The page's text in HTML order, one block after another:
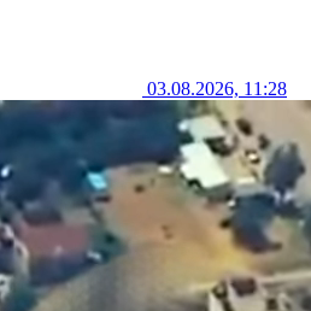
03.08.2026, 11:28